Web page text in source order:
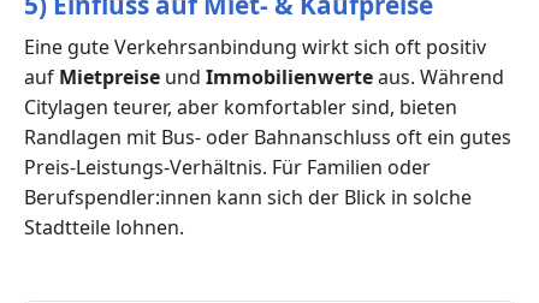
Eine gute Verkehrsanbindung wirkt sich oft positiv
auf Mietpreise und Immobilienwerteaus. Während
Citylagen teurer, aber komfortabler sind, bieten
Randlagen mit Bus- oder Bahnanschluss oft ein gutes
Preis-Leistungs-Verhältnis. Für Familien oder
Berufspendler:innen kann sich der Blick in solche
Stadtteile lohnen.